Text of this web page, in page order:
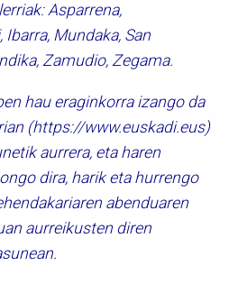
Asparrena,
Mundaka, San
Zamudio, Zegama.
hau eraginkorra izango da
(https://www.euskadi.eus)
aurrera, eta haren
dira, harik eta hurrengo
abenduaren
aurreikusten diren